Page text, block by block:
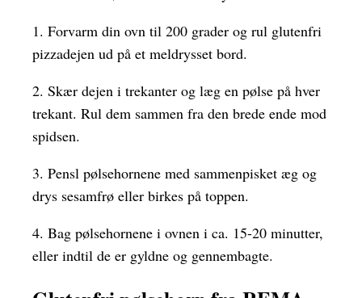
1. Forvarm din ovn til 200 grader og rul glutenfri
pizzadejen ud på et meldrysset bord.
2. Skær dejen i trekanter og læg en pølse på hver
trekant. Rul dem sammen fra den brede ende mod
spidsen.
3. Pensl pølsehornene med sammenpisket æg og
drys sesamfrø eller birkes på toppen.
4. Bag pølsehornene i ovnen i ca. 15-20 minutter,
eller indtil de er gyldne og gennembagte.